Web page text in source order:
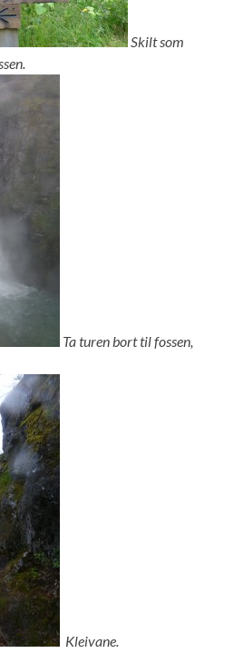
Skilt som
Ta turen bort til fossen,
Kleivane.